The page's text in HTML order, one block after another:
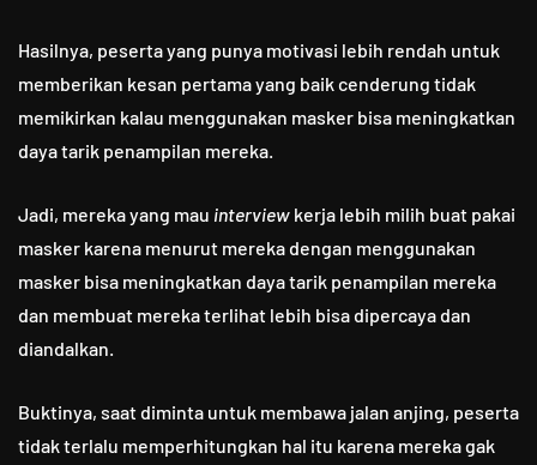
Hasilnya, peserta yang punya motivasi lebih rendah untuk
memberikan kesan pertama yang baik cenderung tidak
memikirkan kalau menggunakan masker bisa meningkatkan
daya tarik penampilan mereka.
Jadi, mereka yang mau interview kerja lebih milih buat pakai
masker karena menurut mereka dengan menggunakan
masker bisa meningkatkan daya tarik penampilan mereka
dan membuat mereka terlihat lebih bisa dipercaya dan
diandalkan.
Buktinya, saat diminta untuk membawa jalan anjing, peserta
tidak terlalu memperhitungkan hal itu karena mereka gak